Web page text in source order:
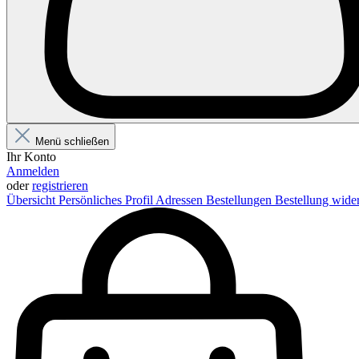
Menü schließen
Ihr Konto
Anmelden
oderregistrieren
Übersicht Persönliches Profil Adressen Bestellungen Bestellung